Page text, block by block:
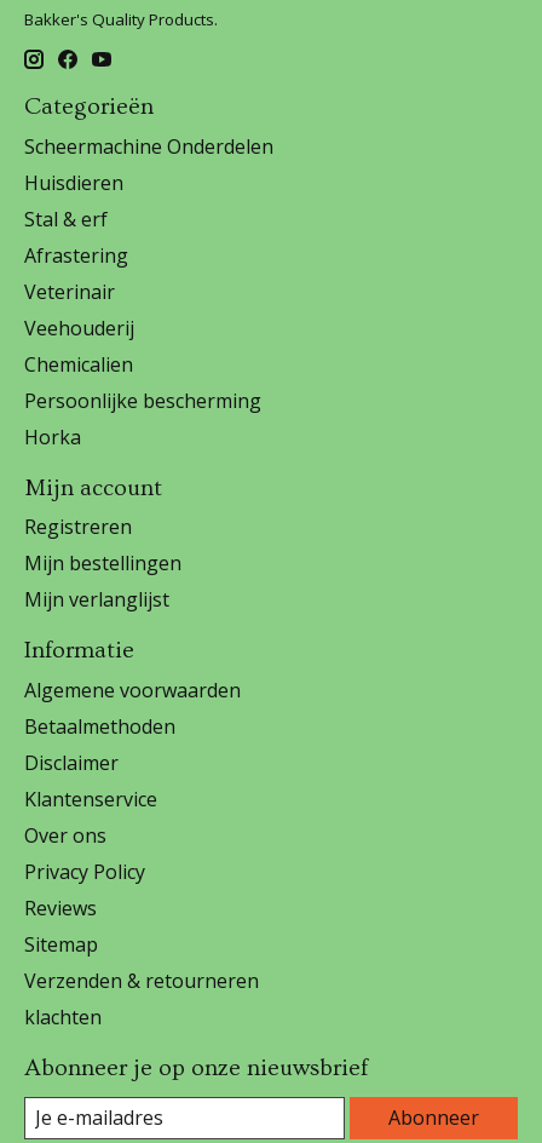
Bakker's Quality Products.
Categorieën
Scheermachine Onderdelen
Huisdieren
Stal & erf
Afrastering
Veterinair
Veehouderij
Chemicalien
Persoonlijke bescherming
Horka
Mijn account
Registreren
Mijn bestellingen
Mijn verlanglijst
Informatie
Algemene voorwaarden
Betaalmethoden
Disclaimer
Klantenservice
Over ons
Privacy Policy
Reviews
Sitemap
Verzenden & retourneren
klachten
Abonneer je op onze nieuwsbrief
Abonneer